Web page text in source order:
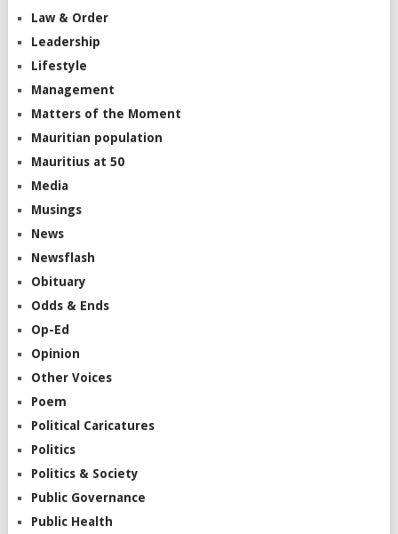
Law & Order
Leadership
Lifestyle
Management
Matters of the Moment
Mauritian population
Mauritius at 50
Media
Musings
News
Newsflash
Obituary
Odds & Ends
Op-Ed
Opinion
Other Voices
Poem
Political Caricatures
Politics
Politics & Society
Public Governance
Public Health